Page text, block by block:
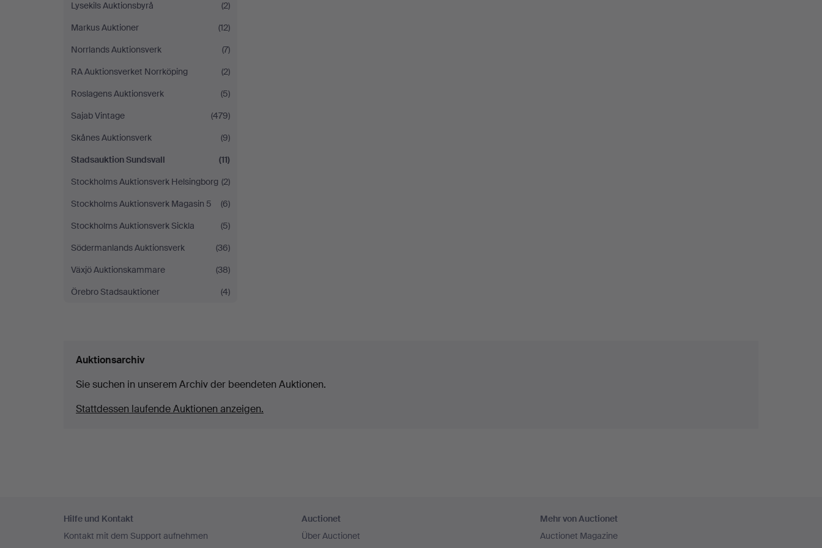
Lysekils Auktionsbyrå
(2)
Markus Auktioner
(12)
Norrlands Auktionsverk
(7)
RA Auktionsverket Norrköping
(2)
Roslagens Auktionsverk
(5)
Sajab Vintage
(479)
Skånes Auktionsverk
(9)
Stadsauktion Sundsvall
(11)
Stockholms Auktionsverk Helsingborg (2)
Stockholms Auktionsverk Magasin 5
(6)
Stockholms Auktionsverk Sickla
(5)
Södermanlands Auktionsverk
(36)
Växjö Auktionskammare
(38)
Örebro Stadsauktioner
(4)
Auktionsarchiv
Sie suchen in unserem Archiv der beendeten Auktionen.
Stattdessen laufende Auktionen anzeigen.
Navigation
Hilfe und Kontakt
Kontakt mit dem Support aufnehmen
Auctionet
Über Auctionet
Mehr von Auctionet
Auctionet Magazine